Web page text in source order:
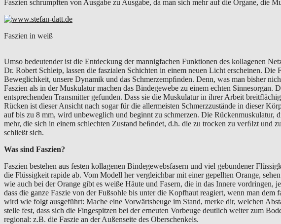
Faszien schrumpften von Ausgabe zu Ausgabe, da man sich mehr auf die Organe, die
Faszien in weiß
Umso bedeutender ist die Entdeckung der mannigfachen Funktionen des kollagenen
Dr. Robert Schleip, lassen die faszialen Schichten in einem neuen Licht erscheinen.
Beweglichkeit, unsere Dynamik und das Schmerzempﬁnden. Denn, was man bisher
Faszien als in der Muskulatur machen das Bindegewebe zu einem echten
entsprechenden Transmitter gefunden. Dass sie die Muskulatur in ihrer Arbeit
Rücken ist dieser Ansicht nach sogar für die allermeisten Schmerzzustände in dieser
auf bis zu 8 mm, wird unbeweglich und beginnt zu schmerzen. Die Rückenmuskulatur,
mehr, die sich in einem schlechten Zustand beﬁndet, d.h. die zu trocken zu verﬁlzt
schließt sich.
Was sind Faszien?
Faszien bestehen aus festen kollagenen Bindegewebsfasern und viel gebundener
die Flüssigkeit rapide ab. Vom Modell her vergleichbar mit einer gepellten Orange,
wie auch bei der Orange gibt es weiße Häute und Fasern, die in das Innere
dass die ganze Faszie von der Fußsohle bis unter die Kopfhaut reagiert, wenn man
wird wie folgt ausgeführt: Mache eine Vorwärtsbeuge im Stand, merke dir, welchen
stelle fest, dass sich die Fingespitzen bei der erneuten Vorbeuge deutlich weiter zum
regional: z.B. die Faszie an der Außenseite des Oberschenkels.